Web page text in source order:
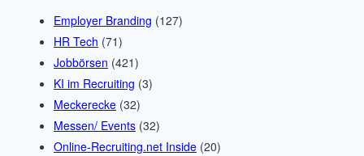
Employer Branding (127)
HR Tech (71)
Jobbörsen (421)
KI im Recruiting (3)
Meckerecke (32)
Messen/ Events (32)
Online-Recruiting.net Inside (20)